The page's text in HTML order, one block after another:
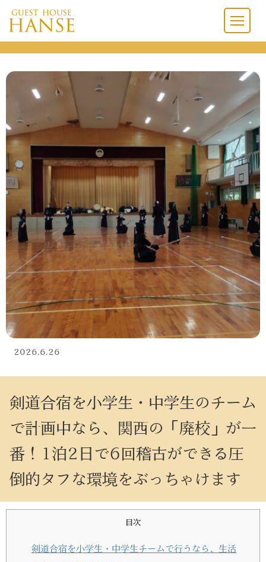
2026.6.26
剣道合宿を小学生・中学生のチーム
で計画中なら、関西の「廃校」が一
番！1泊2日で6回稽古ができる圧
倒的タフな環境をぶっちゃけます
目次
剣道合宿を小学生・中学生チームで行うなら、生活